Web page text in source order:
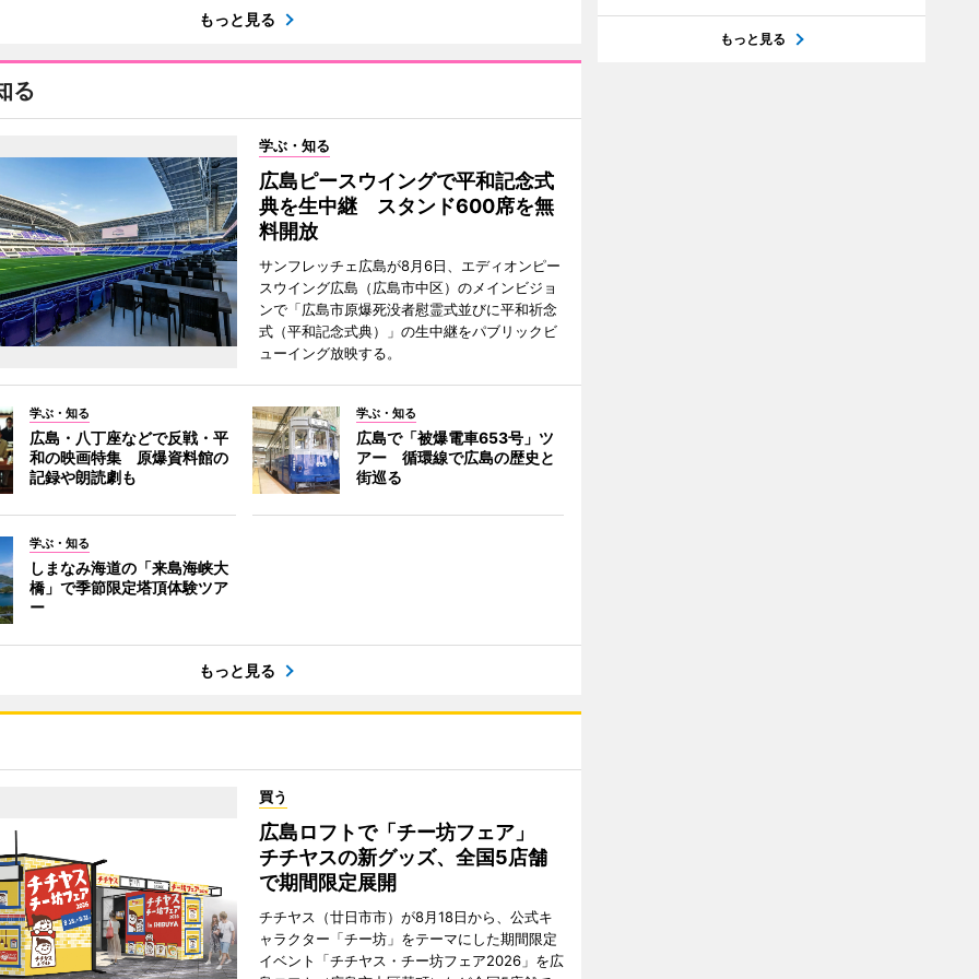
もっと見る
る
学ぶ・知る
広島ピースウイングで平和記念式
典を生中継 スタンド600席を無
料開放
サンフレッチェ広島が8月6日、エディオンピー
スウイング広島（広島市中区）のメインビジョ
ンで「広島市原爆死没者慰霊式並びに平和祈念
式（平和記念式典）」の生中継をパブリックビ
ューイング放映する。
学ぶ・知る
広島・八丁座などで反戦・平
和の映画特集 原爆資料館の
記録や朗読劇も
学ぶ・知る
広島で「被爆電車653号」ツ
アー 循環線で広島の歴史と
街巡る
学ぶ・知る
しまなみ海道の「来島海峡大
橋」で季節限定塔頂体験ツア
ー
もっと見る
買う
広島ロフトで「チー坊フェア」
チチヤスの新グッズ、全国5店舗
で期間限定展開
チチヤス（廿日市市）が8月18日から、公式キ
ャラクター「チー坊」をテーマにした期間限定
イベント「チチヤス・チー坊フェア2026」を広
もっと見る